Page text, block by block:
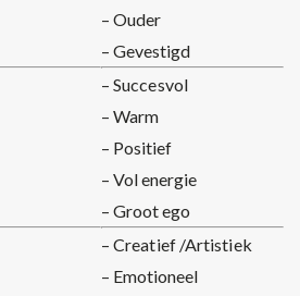
– Ouder
– Gevestigd
– Succesvol
– Warm
– Positief
– Vol energie
– Groot ego
– Creatief /Artistiek
– Emotioneel